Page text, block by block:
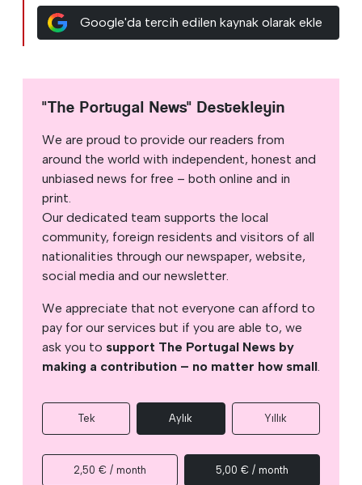
Google'da tercih edilen kaynak olarak ekle
"The Portugal News" Destekleyin
We are proud to provide our readers from
around the world with independent, honest and
unbiased news for free – both online and in
print.
Our dedicated team supports the local
community, foreign residents and visitors of all
nationalities through our newspaper, website,
social media and our newsletter.
We appreciate that not everyone can afford to
pay for our services but if you are able to, we
ask you to support The Portugal News by
making a contribution – no matter how small
Tek Aylık Yıllık
2,50 € / month 5,00 € / month